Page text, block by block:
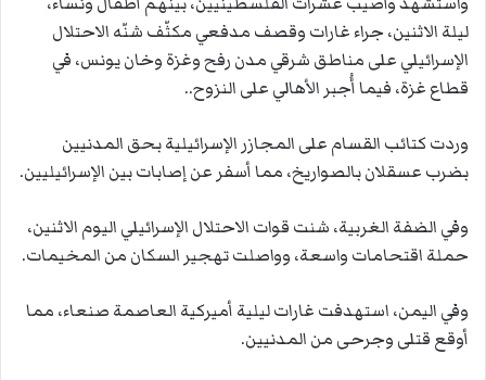
ليلة الاثنين، جراء غارات وقصف مدفعي مكثّف شنّه الاحتلال
الإسرائيلي على مناطق شرقي مدن رفح وغزة وخان يونس، في
قطاع غزة، فيما أُجبر الأهالي على النزوح..
وردت كتائب القسام على المجازر الإسرائيلية بحق المدنيين
بضرب عسقلان بالصواريخ، مما أسفر عن إصابات بين الإسرائيليين.
وفي الضفة الغربية، شنت قوات الاحتلال الإسرائيلي اليوم الاثنين،
حملة اقتحامات واسعة، وواصلت تهجير السكان من المخيمات.
وفي اليمن، استهدفت غارات ليلية أميركية العاصمة صنعاء، مما
أوقع قتلى وجرحى من المدنيين.